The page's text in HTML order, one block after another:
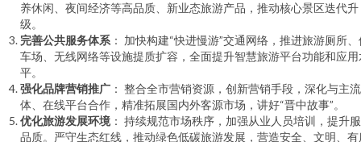
养休闲、夜间经济等高品质、新业态旅游产品，推动核心景区迭代升
级。
完善公共服务体系 ： 加快构建“快进慢游”交通网络，推进旅游厕所
车场、无线网络等设施提质扩容，全面提升智慧旅游平台功能和应用
平。
强化品牌营销推广 ： 整合全市营销资源，创新营销手段，深化与主
体、在线平台合作，精准拓展国内外客源市场，讲好“晋中故事”。
优化旅游发展环境 ： 持续规范市场秩序，加强从业人员培训，提升
品质。严守生态红线，推动绿色低碳旅游发展，营造安全、文明、有